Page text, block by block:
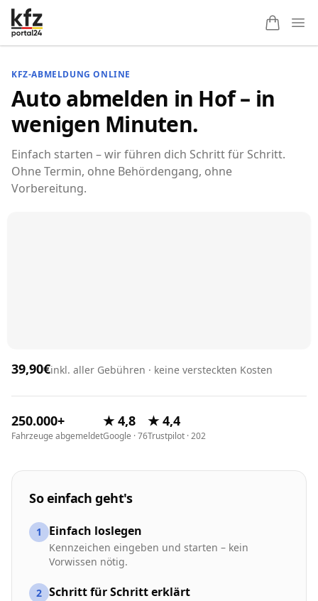
KFZ-ABMELDUNG ONLINE
Auto abmelden in Hof – in
wenigen Minuten.
Einfach starten – wir führen dich Schritt für Schritt.
Ohne Termin, ohne Behördengang, ohne
Vorbereitung.
39,90€inkl. aller Gebühren · keine versteckten Kosten
250.000+
Fahrzeuge abgemeldet
★ 4,8
Google · 76
★ 4,4
Trustpilot · 202
So einfach geht's
1 Einfach loslegen
Kennzeichen eingeben und starten – kein
Vorwissen nötig.
2 Schritt für Schritt erklärt